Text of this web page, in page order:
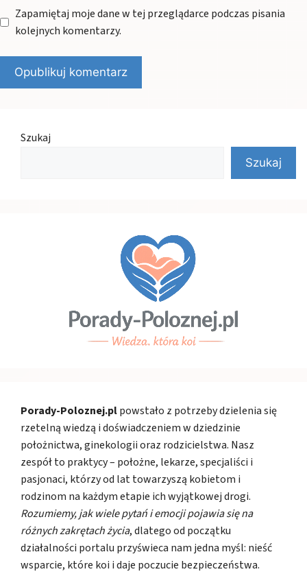
Zapamiętaj moje dane w tej przeglądarce podczas pisania
kolejnych komentarzy.
Szukaj
Szukaj
Porady-Poloznej.plpowstało z potrzeby dzielenia się
rzetelną wiedzą i doświadczeniem w dziedzinie
położnictwa, ginekologii oraz rodzicielstwa. Nasz
zespół to praktycy – położne, lekarze, specjaliści i
pasjonaci, którzy od lat towarzyszą kobietom i
rodzinom na każdym etapie ich wyjątkowej drogi.
Rozumiemy, jak wiele pytań i emocji pojawia się na
różnych zakrętach życia, dlatego od początku
działalności portalu przyświeca nam jedna myśl: nieść
wsparcie, które koi i daje poczucie bezpieczeństwa.